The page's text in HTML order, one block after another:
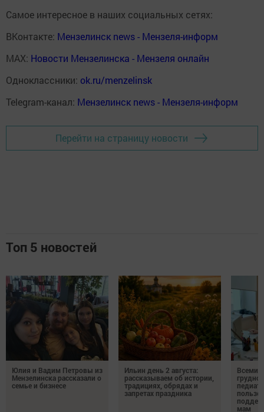
Самое интересное в наших социальных сетях:
ВКонтакте: Мензелинск news - Мензеля-информ
MAX: Новости Мензелинска - Мензеля онлайн
Одноклассники: ok.ru/menzelinsk
Telegram-канал: Мензелинск news - Мензеля-информ
Перейти на страницу новости
Топ 5 новостей
Юлия и Вадим Петровы из
Мензелинска рассказали о
семье и бизнесе
Ильин день 2 августа:
рассказываем об истории,
традициях, обрядах и
запретах праздника
пользе
мам